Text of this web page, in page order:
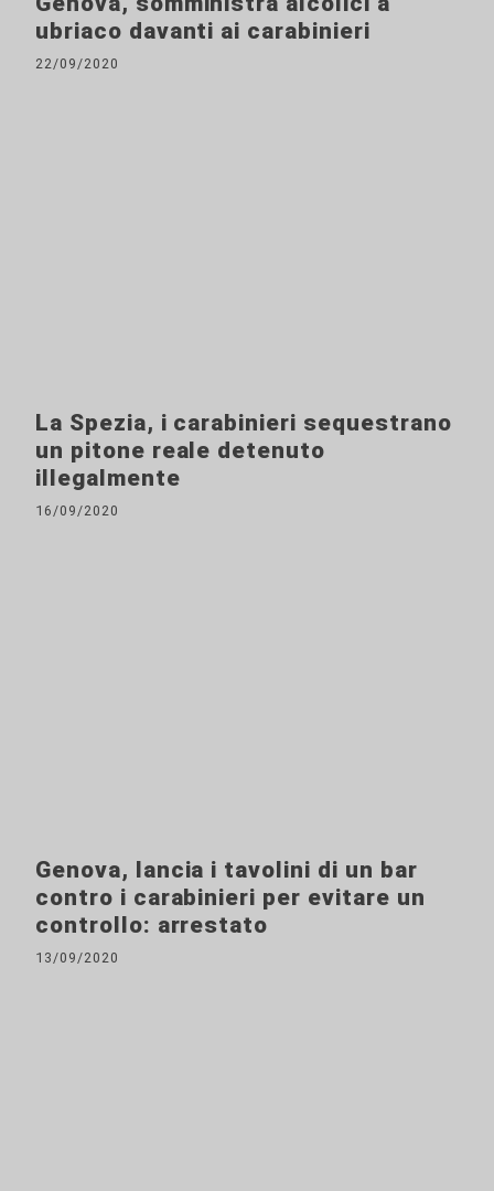
ubriaco davanti ai carabinieri
22/09/2020
La Spezia, i carabinieri sequestrano
un pitone reale detenuto
illegalmente
16/09/2020
Genova, lancia i tavolini di un bar
contro i carabinieri per evitare un
controllo: arrestato
13/09/2020